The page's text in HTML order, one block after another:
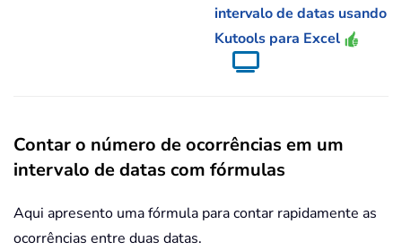
intervalo de datas usando
Kutools para Excel
Contar o número de ocorrências em um
intervalo de datas com fórmulas
Aqui apresento uma fórmula para contar rapidamente as
ocorrências entre duas datas.